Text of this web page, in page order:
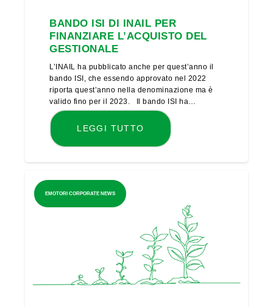
BANDO ISI DI INAIL PER
FINANZIARE L’ACQUISTO DEL
GESTIONALE
L’INAIL ha pubblicato anche per quest’anno il
bando ISI, che essendo approvato nel 2022
riporta quest’anno nella denominazione ma è
valido fino per il 2023. Il bando ISI ha…
LEGGI TUTTO
EMOTORI CORPORATE NEWS